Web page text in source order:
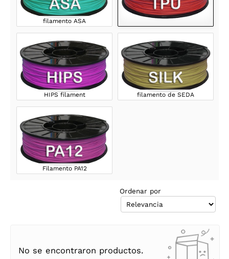
filamento ASA
HIPS filament filamento de SEDA
Filamento PA12
Ordenar por
No se encontraron productos.